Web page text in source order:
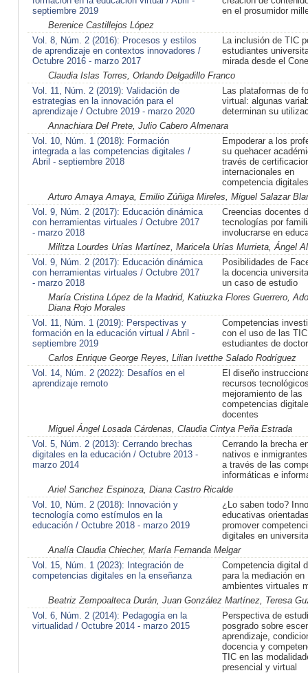
septiembre 2019
en el prosumidor
Berenice Castillejos López
Vol. 8, Núm. 2 (2016): Procesos y estilos
de aprendizaje en contextos innovadores /
Octubre 2016 - marzo 2017
La inclusión de TIC
estudiantes
mirada desde el
Claudia Islas Torres, Orlando Delgadillo Franco
Vol. 11, Núm. 2 (2019): Validación de
estrategias en la innovación para el
aprendizaje / Octubre 2019 - marzo 2020
Las plataformas de
virtual: algunas
determinan su
Annachiara Del Prete, Julio Cabero Almenara
Vol. 10, Núm. 1 (2018): Formación
integrada a las competencias digitales /
Abril - septiembre 2018
Empoderar a los
su quehacer
través de
internacionales en
competencia digitales
Arturo Amaya Amaya, Emilio Zúñiga Mireles, Miguel Salazar
Vol. 9, Núm. 2 (2017): Educación dinámica
con herramientas virtuales / Octubre 2017
- marzo 2018
Creencias docentes
tecnologías por
involucrarse en
Militza Lourdes Urías Martínez, Maricela Urías Murrieta, Ángel
Vol. 9, Núm. 2 (2017): Educación dinámica
con herramientas virtuales / Octubre 2017
- marzo 2018
Posibilidades de
la docencia
un caso de estudio
María Cristina López de la Madrid, Katiuzka Flores Guerrero,
Diana Rojo Morales
Vol. 11, Núm. 1 (2019): Perspectivas y
formación en la educación virtual / Abril -
septiembre 2019
Competencias
con el uso de las
estudiantes de
Carlos Enrique George Reyes, Lilian Ivetthe Salado Rodríguez
Vol. 14, Núm. 2 (2022): Desafíos en el
aprendizaje remoto
El diseño
recursos
mejoramiento de las
competencias
docentes
Miguel Ángel Losada Cárdenas, Claudia Cintya Peña Estrada
Vol. 5, Núm. 2 (2013): Cerrando brechas
digitales en la educación / Octubre 2013 -
marzo 2014
Cerrando la brecha
nativos e
a través de las
informáticas e
Ariel Sanchez Espinoza, Diana Castro Ricalde
Vol. 10, Núm. 2 (2018): Innovación y
tecnología como estímulos en la
educación / Octubre 2018 - marzo 2019
¿Lo saben todo?
educativas
promover
digitales en
Analía Claudia Chiecher, María Fernanda Melgar
Vol. 15, Núm. 1 (2023): Integración de
competencias digitales en la enseñanza
Competencia digital
para la mediación en
ambientes virtuales
Beatriz Zempoalteca Durán, Juan González Martínez, Teresa
Vol. 6, Núm. 2 (2014): Pedagogía en la
virtualidad / Octubre 2014 - marzo 2015
Perspectiva de
posgrado sobre
aprendizaje,
docencia y
TIC en las
presencial y virtual